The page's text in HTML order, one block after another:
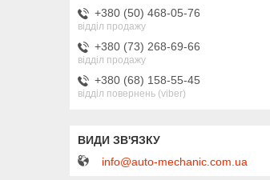
+380 (50) 468-05-76
відділ продажу
+380 (73) 268-69-66
відділ продажу
+380 (68) 158-55-45
відділ повернень (viber)
info@auto-mechanic.com.ua